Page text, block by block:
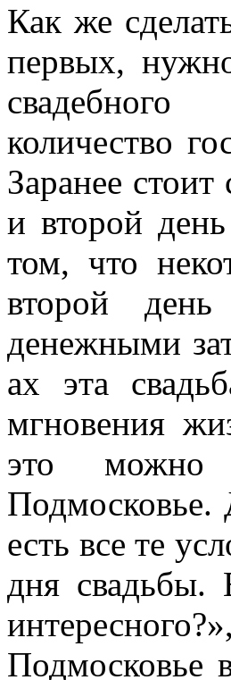
Как же
первых,
количество
Заранее
и второй
том, что
второй
денежными
ах эта
мгновения
это можно
Подмосковье.
есть все те
дня свадьбы.
Подмосковье